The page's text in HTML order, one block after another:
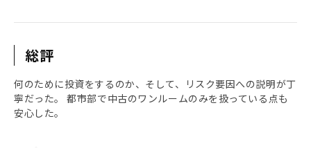
総評
何のために投資をするのか、そして、リスク要因への説明が丁
寧だった。 都市部で中古のワンルームのみを扱っている点も
安心した。